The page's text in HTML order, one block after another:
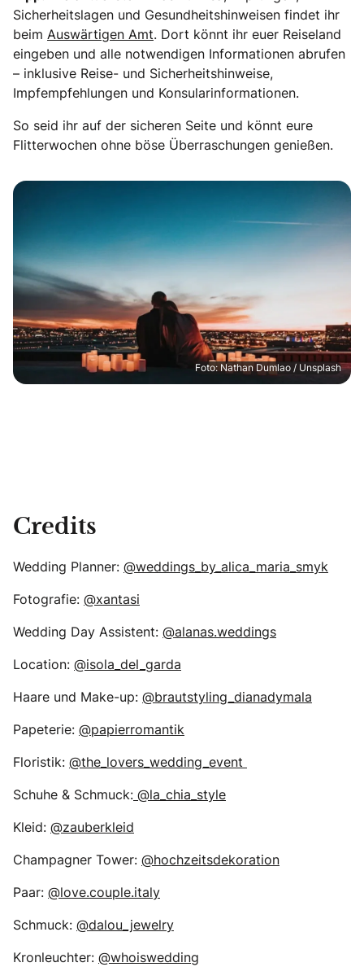
Sicherheitslagen und Gesundheitshinweisen findet ihr
beim Auswärtigen Amt. Dort könnt ihr euer Reiseland
eingeben und alle notwendigen Informationen abrufen
– inklusive Reise- und Sicherheitshinweise,
Impfempfehlungen und Konsularinformationen.
So seid ihr auf der sicheren Seite und könnt eure
Flitterwochen ohne böse Überraschungen genießen.
Foto: Nathan Dumlao / Unsplash
Credits
Wedding Planner: @weddings_by_alica_maria_smyk
Fotografie: @xantasi
Wedding Day Assistent: @alanas.weddings
Location: @isola_del_garda
Haare und Make-up: @brautstyling_dianadymala
Papeterie: @papierromantik
Floristik: @the_lovers_wedding_event
Schuhe & Schmuck: @la_chia_style
Kleid: @zauberkleid
Champagner Tower: @hochzeitsdekoration
Paar: @love.couple.italy
Schmuck: @dalou_jewelry
Kronleuchter: @whoiswedding